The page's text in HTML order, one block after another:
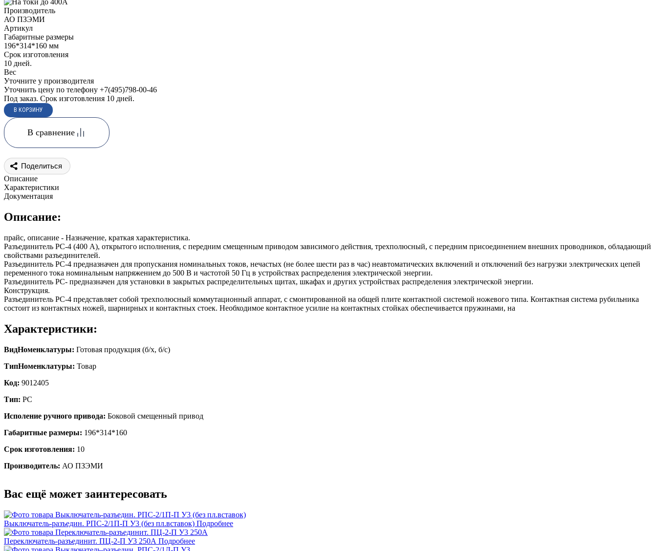
Производитель
АО ПЗЭМИ
Артикул
Габаритные размеры
196*314*160 мм
Срок изготовления
10 дней.
Вес
Уточните у производителя
Уточнить цену по телефону +7(495)798-00-46
Под заказ. Срок изготовления 10 дней.
В сравнение
Поделиться
Описание
Характеристики
Документация
Описание:
прайс, описание - Назначение, краткая характеристика.
Разъединитель РС-4 (400 А), открытого исполнения, с передним смещенным приводом зависимого действия, трехполюсный, с передним присоединением внешних проводников, обладающий
свойствами разъединителей.
Разъединитель РС-4 предназначен для пропускания номинальных токов, нечастых (не более шести раз в час) неавтоматических включений и отключений без нагрузки электрических цепей
переменного тока номинальным напряжением до 500 В и частотой 50 Гц в устройствах распределения электрической энергии.
Разъединитель РС- предназначен для установки в закрытых распределительных щитах, шкафах и других устройствах распределения электрической энергии.
Конструкция.
Разъединитель РС-4 представляет собой трехполюсный коммутационный аппарат, с смонтированной на общей плите контактной системой ножевого типа. Контактная система рубильника
состоит из контактных ножей, шарнирных и контактных стоек. Необходимое контактное усилие на контактных стойках обеспечивается пружинами, на
Характеристики:
ВидНоменклатуры: Готовая продукция (б/х, б/с)
ТипНоменклатуры: Товар
Код: 9012405
Тип: РС
Исполение ручного привода: Боковой смещенный привод
Габаритные размеры: 196*314*160
Срок изготовления: 10
Производитель: АО ПЗЭМИ
Вас ещё может заинтересовать
Выключатель-разъедин. РПС-2/1П-П У3 (без пл.вставок) Подробнее
Переключатель-разъединит. ПЦ-2-П У3 250А Подробнее